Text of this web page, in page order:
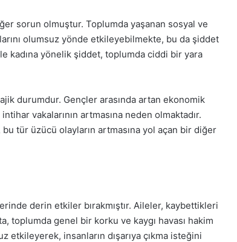
sorun olmuştur. Toplumda yaşanan sosyal ve
olumsuz yönde etkileyebilmekte, bu da şiddet
kadına yönelik şiddet, toplumda ciddi bir yara
durumdur. Gençler arasında artan ekonomik
vakalarının artmasına neden olmaktadır.
tür üzücü olayların artmasına yol açan bir diğer
derin etkiler bırakmıştır. Aileler, kaybettikleri
toplumda genel bir korku ve kaygı havası hakim
etkileyerek, insanların dışarıya çıkma isteğini